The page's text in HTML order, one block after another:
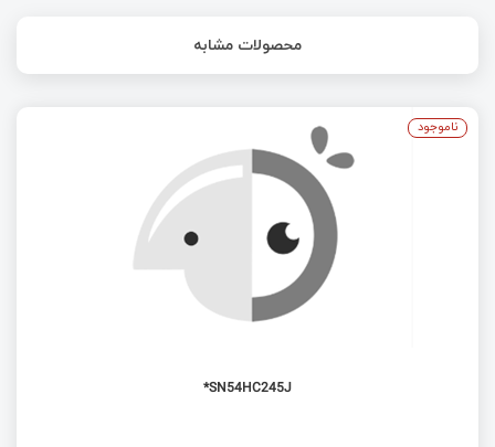
محصولات مشابه
SN54HC245J*
ناموجود